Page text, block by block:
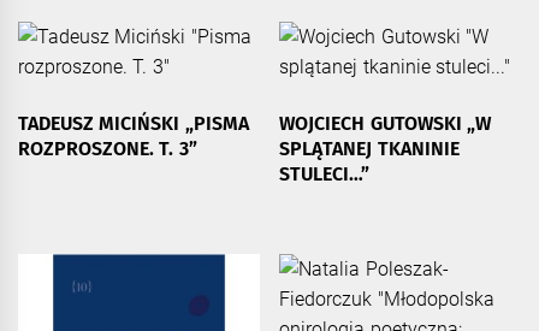
TADEUSZ MICIŃSKI „PISMA
ROZPROSZONE. T. 3”
WOJCIECH GUTOWSKI „W
SPLĄTANEJ TKANINIE
STULECI…”